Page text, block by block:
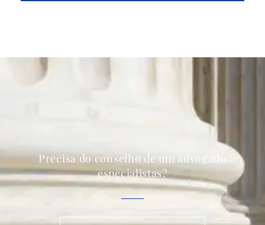
Precisa do conselho de um advogado
especialistas?